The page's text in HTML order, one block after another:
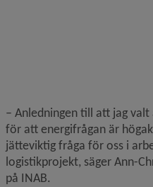
– Anledningen till att jag
för att energifrågan är
jätteviktig fråga för oss i
logistikprojekt, säger Ann-
på INAB.